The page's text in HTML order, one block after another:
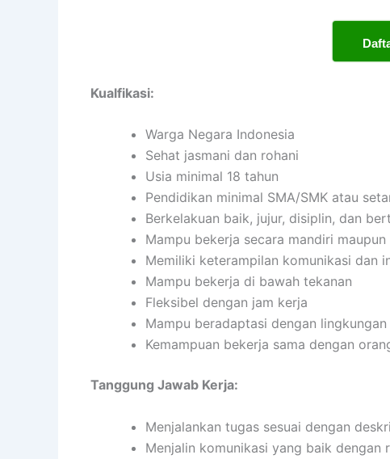
Kualfikasi:
Warga Negara Indonesia
Sehat jasmani dan rohani
Usia minimal 18 tahun
Pendidikan minimal SMA/SMK atau
Berkelakuan baik, jujur, disiplin, dan
Mampu bekerja secara mandiri
Memiliki keterampilan komunikasi dan
Mampu bekerja di bawah tekanan
Fleksibel dengan jam kerja
Mampu beradaptasi dengan
Kemampuan bekerja sama dengan
Tanggung Jawab Kerja:
Menjalankan tugas sesuai dengan
Menjalin komunikasi yang baik